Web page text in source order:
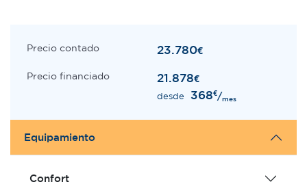
Precio contado 23.780€
Precio financiado 21.878€
desde 368€/mes
Equipamiento
Confort